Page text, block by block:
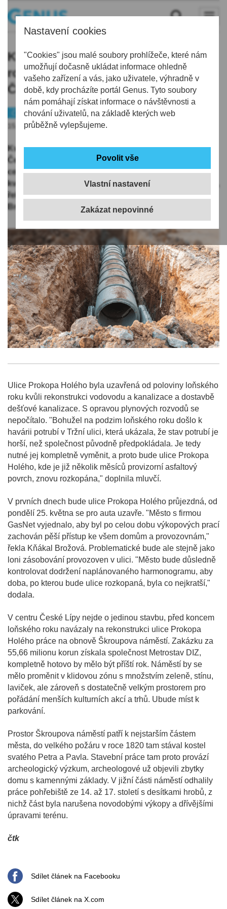
Nastavení cookies
"Cookies" jsou malé soubory prohlížeče, které nám
umožňují dočasně ukládat informace ohledně
vašeho zařízení a vás, jako uživatele, výhradně v
době, kdy procházíte portál Genus. Tyto soubory
nám pomáhají získat informace o návštěvnosti a
chování uživatelů, na základě kterých web
průběžně vylepšujeme.
Vlastní nastavení
Kvůli havárii plynu stavbaři znovu
rozkopou ulici Prokopa Holého v
České Lípě
Českolipsko
Doprava
15.05.2026 | 17:29
Kvůli havarijnímu stavu rozvodů plynu musí stavbaři v
České Lípě znovu rozkopat ulici Prokopa Holého v
centru města. Výkopové práce začnou v pondělí 18.
května, postupovat budou od Škroupova náměstí dolů,
řekla dnes ČTK mluvčí radnice Kristýna Kňákal
Brožová. Práce by měly skončit v září.
Ulice Prokopa Holého byla uzavřená od poloviny loňského
roku kvůli rekonstrukci vodovodu a kanalizace a dostavbě
dešťové kanalizace. S opravou plynových rozvodů se
nepočítalo. "Bohužel na podzim loňského roku došlo k
havárii potrubí v Tržní ulici, která ukázala, že stav potrubí je
horší, než společnost původně předpokládala. Je tedy
nutné jej kompletně vyměnit, a proto bude ulice Prokopa
Holého, kde je již několik měsíců provizorní asfaltový
povrch, znovu rozkopána," doplnila mluvčí.
V prvních dnech bude ulice Prokopa Holého průjezdná, od
pondělí 25. května se pro auta uzavře. "Město s firmou
GasNet vyjednalo, aby byl po celou dobu výkopových prací
zachován pěší přístup ke všem domům a provozovnám,"
řekla Kňákal Brožová. Problematické bude ale stejně jako
loni zásobování provozoven v ulici. "Město bude důsledně
kontrolovat dodržení naplánovaného harmonogramu, aby
doba, po kterou bude ulice rozkopaná, byla co nejkratší,"
dodala.
V centru České Lípy nejde o jedinou stavbu, před koncem
loňského roku navázaly na rekonstrukci ulice Prokopa
Holého práce na obnově Škroupova náměstí. Zakázku za
55,66 milionu korun získala společnost Metrostav DIZ,
kompletně hotovo by mělo být příští rok. Náměstí by se
mělo proměnit v klidovou zónu s množstvím zeleně, stínu,
laviček, ale zároveň s dostatečně velkým prostorem pro
pořádání menších kulturních akcí a trhů. Ubude míst k
parkování.
Prostor Škroupova náměstí patří k nejstarším částem
města, do velkého požáru v roce 1820 tam stával kostel
svatého Petra a Pavla. Stavební práce tam proto provází
archeologický výzkum, archeologové už objevili zbytky
domu s kamennými základy. V jižní části náměstí odhalily
práce pohřebiště ze 14. až 17. století s desítkami hrobů, z
nichž část byla narušena novodobými výkopy a dřívějšími
úpravami terénu.
čtk
Sdílet článek na Facebooku
Sdílet článek na X.com